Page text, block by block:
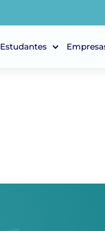
Estudantes